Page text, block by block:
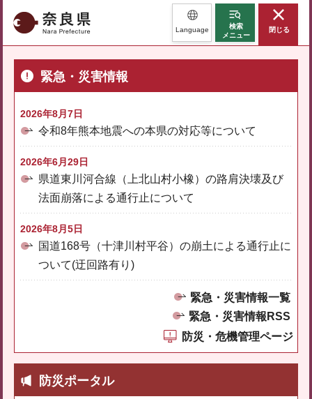
奈良県 Language
検索
メニュー
閉じる
緊急・災害情報
2026年8月7日
令和8年熊本地震への本県の対応等について
2026年6月29日
県道東川河合線（上北山村小橡）の路肩決壊及び
法面崩落による通行止について
2026年8月5日
国道168号（十津川村平谷）の崩土による通行止に
ついて(迂回路有り)
緊急・災害情報一覧
緊急・災害情報RSS
防災・危機管理ページ
防災ポータル